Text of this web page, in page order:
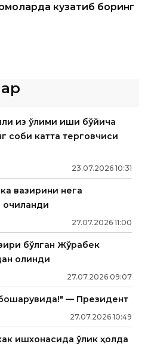
кузатиб боринг
қиз ўлими иши бўйича
собиқ катта терговчиси
23.07.2026 10:31
вазирини нега
27.07.2026 11:00
бўлган Жўрабек
олинди
27.07.2026 09:07
— Президент
27.07.2026 10:49
ишхонасида ўлик ҳолда